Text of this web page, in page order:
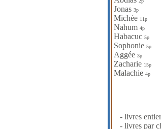
Jonas 3p
Michée 11p
Nahum 4p
Habacuc 5p
Sophonie 5p
Aggée 3p
Zacharie 15p
Malachie 4p
- livres
- livres par